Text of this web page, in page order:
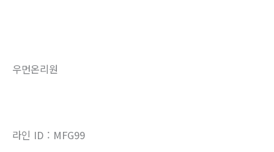
우먼온리원
라인 ID : MFG99